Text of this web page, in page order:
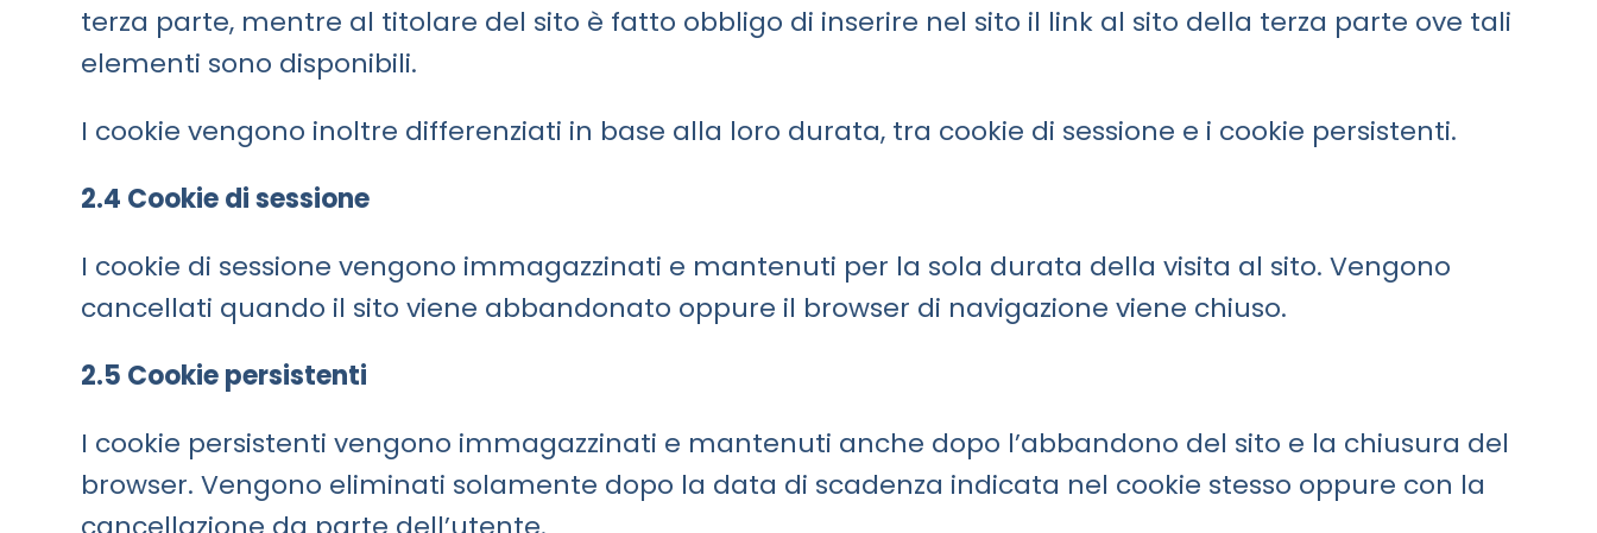
terza parte, mentre al titolare del sito è fatto obbligo di inserire nel sito il link al sito della terza parte ove tali
elementi sono disponibili.
I cookie vengono inoltre differenziati in base alla loro durata, tra cookie di sessione e i cookie persistenti.
2.4 Cookie di sessione
I cookie di sessione vengono immagazzinati e mantenuti per la sola durata della visita al sito. Vengono
cancellati quando il sito viene abbandonato oppure il browser di navigazione viene chiuso.
2.5 Cookie persistenti
I cookie persistenti vengono immagazzinati e mantenuti anche dopo l’abbandono del sito e la chiusura del
browser. Vengono eliminati solamente dopo la data di scadenza indicata nel cookie stesso oppure con la